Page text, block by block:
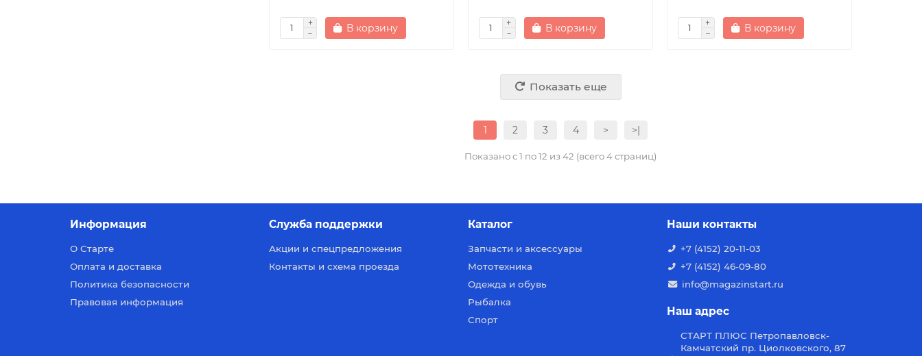
В корзину В корзину В корзину
Показать еще
1 2 3 4 > >|
Показано с 1 по 12 из 42 (всего 4 страниц)
Информация
О Старте
Оплата и доставка
Политика безопасности
Правовая информация
Служба поддержки
Акции и спецпредложения
Контакты и схема проезда
Каталог
Запчасти и аксессуары
Мототехника
Одежда и обувь
Рыбалка
Спорт
Наши контакты
+7 (4152) 20-11-03
+7 (4152) 46-09-80
info@magazinstart.ru
Наш адрес
СТАРТ ПЛЮС Петропавловск-
Камчатский пр. Циолковского, 87